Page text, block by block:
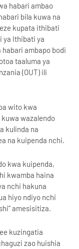
habari ambao
bila kuwa na
kupata ithibati
ya Ithibati ya
ambapo bodi
taaluma ya
(OUT) ili
wito kwa
wazalendo
kulinda na
na kuipenda nchi.
kwa kuipenda,
kwamba haina
nchi hakuna
hiyo ndiyo nchi
amesisitiza.
kuzingatia
zao huishia